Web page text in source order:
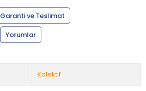
Garanti ve Teslimat
Yorumlar
Kolektif